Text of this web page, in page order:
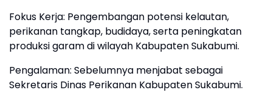
Fokus Kerja: Pengembangan potensi kelautan,
perikanan tangkap, budidaya, serta peningkatan
produksi garam di wilayah Kabupaten Sukabumi.
Pengalaman: Sebelumnya menjabat sebagai
Sekretaris Dinas Perikanan Kabupaten Sukabumi.